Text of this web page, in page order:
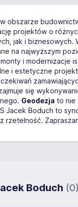
obszarze
projektów o
jak i biznesowych.
na najwyższym
i modernizacje
i estetyczne
się
Geodezja to nie
Boduch to
Boduch (0)